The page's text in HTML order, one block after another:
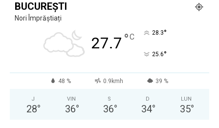
BUCUREȘTI
Nori Împrăștiați
27.7 °C 28.3°
25.6°
48 % 0.9kmh 39 %
J
28°
VIN
36°
S
36°
D
34°
LUN
35°